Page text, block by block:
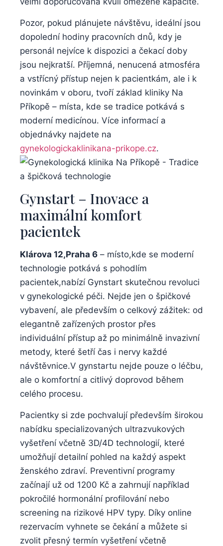
Pozor, pokud plánujete návštěvu, ideální jsou
dopolední ⁢hodiny pracovních dnů, ‌kdy je
personál‌ nejvíce k ‌dispozici a čekací doby
jsou nejkratší.​ Příjemná, nenucená atmosféra
a ​vstřícný⁤ přístup nejen k ​pacientkám, ale ‌i k
novinkám v oboru,‍ tvoří základ kliniky Na
Příkopě – místa, kde se tradice ⁤potkává ⁢s
moderní medicínou. Více informací a⁢
objednávky najdete na
gynekologickaklinikana-prikope.cz.
Gynstart⁢ – Inovace a
‌maximální⁣ komfort
pacientek
Klárova ⁢12,Praha⁢ 6 – místo,kde‍ se moderní
technologie‌ potkává s pohodlím
pacientek,nabízí Gynstart skutečnou revoluci⁣
v gynekologické‍ péči. Nejde jen​ o špičkové
⁢vybavení, ale především o ​celkový ‍zážitek: od⁤
elegantně zařízených prostor přes
individuální přístup až po minimálně invazivní
⁤metody, které šetří čas i nervy každé
návštěvnice.V⁣ gynstartu nejde⁣ pouze o léčbu,
ale o komfortní a citlivý doprovod během
celého ⁢procesu.
Pacientky si zde pochvalují především širokou
‍nabídku specializovaných ultrazvukových​
vyšetření včetně 3D/4D technologií, které
umožňují detailní pohled⁢ na každý aspekt
ženského zdraví. ‍Preventivní programy
začínají už od 1200 Kč a ‌zahrnují například
⁢pokročilé hormonální profilování nebo
screening na ​rizikové ⁣HPV ‍typy. ⁣Díky online
rezervacím vyhnete ⁣se čekání a můžete si
zvolit přesný termín⁢ vyšetření‍ včetně